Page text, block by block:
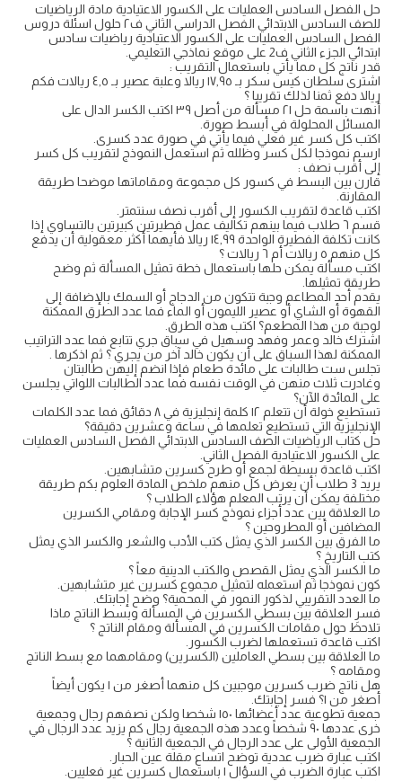
حل الفصل السادس العمليات على الكسور الاعتيادية مادة الرياضيات
للصف السادس الابتدائي الفصل الدراسي الثاني ف٢ حلول اسئلة دروس
الفصل السادس العمليات على الكسور الاعتيادية رياضيات سادس
ابتدائي الجزء الثاني ف2 على موقع نماذجي التعليمي.
قدر ناتج كل مما يأتي باستعمال التقريب :
اشترى سلطان كيس سكر بـ ١٧,٩٥ ريالا وعلبة عصير بـ ٤,٥ ريالات فكم
ريالا دفع ثمنا لذلك تقريبا ؟
أنهت باسمة حل ۲۱ مسألة من أصل ۳۹ اكتب الكسر الدال على
المسائل المحلولة في أبسط صورة.
اكتب كل كسر غير فعلي فيما يأتي في صورة عدد کسری.
ارسم نموذجا لكل كسر وظلله ثم استعمل النموذج لتقريب كل كسر
إلى أقرب نصف :
قارن بين البسط في كسور كل مجموعة ومقاماتها موضحا طريقة
المقارنة.
اكتب قاعدة لتقريب الكسور إلى أقرب نصف سنتمتر.
قسم ٦ طلاب فيما بينهم تكاليف عمل فطيرتين كبيرتين بالتساوي إذا
كانت تكلفة الفطيرة الواحدة ١٤,٩٩ ريالا فأيهما أكثر معقولية أن يدفع
كل منهم ٥ ريالات أم ٦ ريالات ؟
اكتب مسألة يمكن حلها باستعمال خطة تمثيل المسألة ثم وضح
طريقة تمثيلها.
يقدم أحد المطاعم وجبة تتكون من الدجاج أو السمك بالإضافة إلى
القهوة أو الشاي أو عصير الليمون أو الماء فما عدد الطرق الممكنة
لوجبة من هذا المطعم؟ اكتب هذه الطرق.
اشترك خالد وعمر وفهد وسهيل في سباق جري تتابع فما عدد التراتيب
الممكنة لهذا السباق على أن يكون خالد آخر من يجري ؟ ثم اذكرها .
تجلس ست طالبات على مائدة طعام فإذا انضم إليهن طالبتان
وغادرت ثلاث منهن في الوقت نفسه فما عدد الطالبات اللواتي يجلسن
على المائدة الآن؟
تستطيع خولة أن تتعلم ١٢ كلمة إنجليزية في ٨ دقائق فما عدد الكلمات
الإنجليزية التي تستطيع تعلمها في ساعة وعشرين دقيقة؟
حل كتاب الرياضيات الصف السادس الابتدائي الفصل السادس العمليات
على الكسور الاعتيادية الفصل الثاني.
اكتب قاعدة بسيطة لجمع أو طرح كسرين متشابهين.
يريد 3 طلاب أن يعرض كل منهم ملخص المادة العلوم بكم طريقة
مختلفة يمكن أن يرتب المعلم هؤلاء الطلاب ؟
ما العلاقة بين عدد أجزاء نموذج كسر الإجابة ومقامي الكسرين
المضافين أو المطروحين ؟
ما الفرق بين الكسر الذي يمثل كتب الأدب والشعر والكسر الذي يمثل
كتب التاريخ ؟
ما الكسر الذي يمثل القصص والكتب الدينية معاً ؟
كون نموذجا ثم استعمله لتمثيل مجموع كسرين غير متشابهين.
ما العدد التقريبي لذكور النمور في المحمية؟ وضح إجابتك.
فسرِ العلاقة بين بسطي الكسرين في المسألة وبسط الناتج ماذا
تلاحظ حول مقامات الكسرين في المسألة ومقام الناتج ؟
اكتب قاعدة تستعملها لضرب الكسور.
ما العلاقة بين بسطي العاملين (الكسرين) ومقامهما مع بسط الناتج
ومقامه ؟
هل ناتج ضرب كسرين موجبين كل منهما أصغر من ١ يكون أيضاً
أصغر من ١؟ فسر إجابتك.
جمعية تطوعية عدد أعضائها ١٥٠ شخصا ولكن نصفهم رجال وجمعية
خرى عددها ٩٠ شخصاً وعدد هذه الجمعية رجال كم يزيد عدد الرجال في
الجمعية الأولى على عدد الرجال في الجمعية الثانية ؟
اكتب عبارة ضرب عددية توضح اتساع مقلة عين الحبار.
اكتب عبارة الضرب في السؤال ۱ باستعمال كسرين غير فعليين.